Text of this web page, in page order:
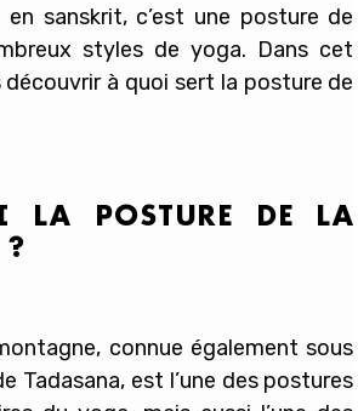
en sanskrit, c’est une posture de
styles de yoga. Dans cet
découvrir à quoi sert la posture de
LA POSTURE DE LA
?
connue également sous
Tadasana, est l’une des postures